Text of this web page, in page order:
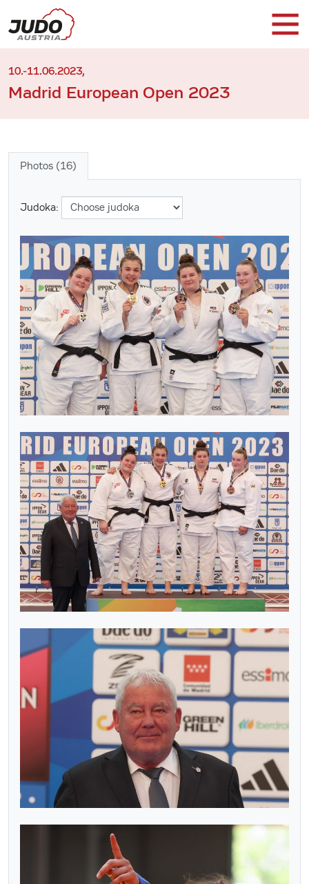
10.-11.06.2023,
Madrid European Open 2023
Photos (16)
Judoka: